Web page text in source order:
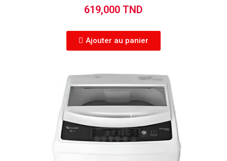
619,000 TND
Ajouter au panier